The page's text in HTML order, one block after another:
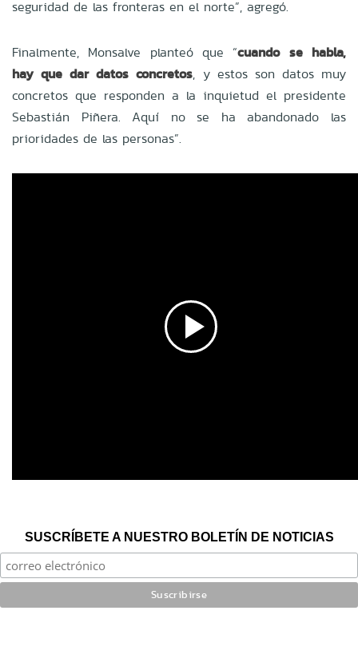
seguridad de las fronteras en el norte”, agregó.
Finalmente, Monsalve planteó que “cuando se habla,
hay que dar datos concretos, y estos son datos muy
concretos que responden a la inquietud el presidente
Sebastián Piñera. Aquí no se ha abandonado las
prioridades de las personas”.
SUSCRÍBETE A NUESTRO BOLETÍN DE NOTICIAS